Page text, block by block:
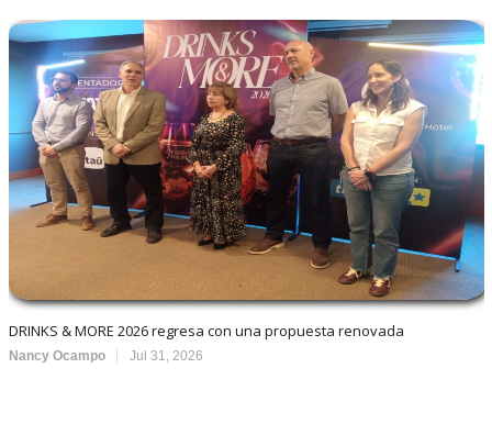
DRINKS & MORE 2026 regresa con una propuesta renovada
Nancy Ocampo Jul 31, 2026